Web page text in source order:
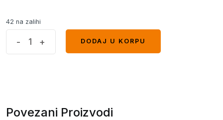
42 na zalihi
Pro
- +
DODAJ U KORPU
Povezani Proizvodi